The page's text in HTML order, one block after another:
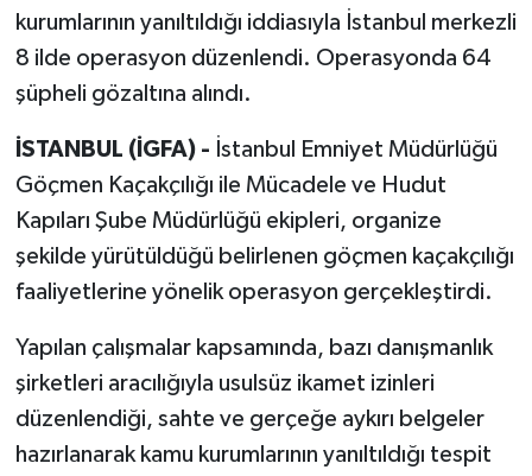
kurumlarının yanıltıldığı iddiasıyla İstanbul merkezli
8 ilde operasyon düzenlendi. Operasyonda 64
şüpheli gözaltına alındı.
İSTANBUL (İGFA) - İstanbul Emniyet Müdürlüğü
Göçmen Kaçakçılığı ile Mücadele ve Hudut
Kapıları Şube Müdürlüğü ekipleri, organize
şekilde yürütüldüğü belirlenen göçmen kaçakçılığı
faaliyetlerine yönelik operasyon gerçekleştirdi.
Yapılan çalışmalar kapsamında, bazı danışmanlık
şirketleri aracılığıyla usulsüz ikamet izinleri
düzenlendiği, sahte ve gerçeğe aykırı belgeler
hazırlanarak kamu kurumlarının yanıltıldığı tespit